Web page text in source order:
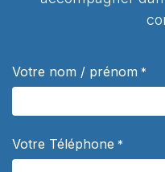
Votre nom / prénom *
Votre Téléphone *